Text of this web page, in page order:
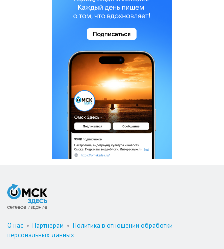
О нас • Партнерам • Политика в отношении обработки
персональных данных